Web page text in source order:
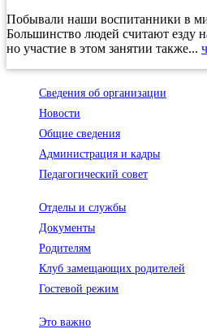
Побывали наши воспитанники в
Большинство людей считают езду
но участие в этом занятии также...
Сведения об организации
Новости
Общие сведения
Администрация и кадры
Педагогический совет
Отделы и службы
Документы
Родителям
Клуб замещающих родителей
Гостевой режим
Это важно